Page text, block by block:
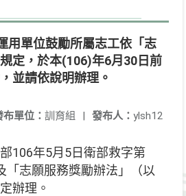
用單位鼓勵所屬志工依「志
定，於本(106)年6月30日前
並請依說明辦理。
發布人： ylsh12
布單位： 訓育組 |
106年5月5日衛部救字第
「志願服務獎勵辦法」（以
辦理。